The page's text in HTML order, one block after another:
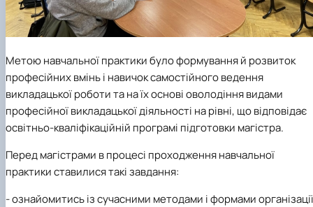
Метою навчальної практики було формування й розвиток
професійних вмінь і навичок самостійного ведення
викладацької роботи та на їх основі оволодіння видами
професійної викладацької діяльності на рівні, що відповідає
освітньо-кваліфікаційній програмі підготовки магістра.
Перед магістрами в процесі проходження навчальної
практики ставилися такі завдання:
- ознайомитись із сучасними методами і формами організації